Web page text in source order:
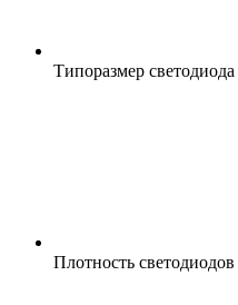
Типоразмер светодиода
Плотность светодиодов